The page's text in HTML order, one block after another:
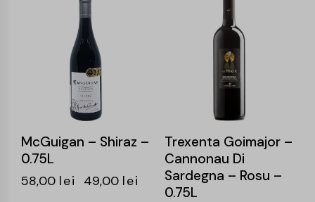
McGuigan – Shiraz –
0.75L
58,00 lei 49,00 lei
Trexenta Goimajor –
Cannonau Di
Sardegna – Rosu –
0.75L